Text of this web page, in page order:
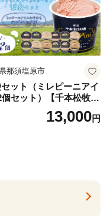
那須塩原市
ット（ミレピーニアイ
個セット）【千本松牧
ns025-014-12 【デザー
め合わせ ギフト】
13,000円